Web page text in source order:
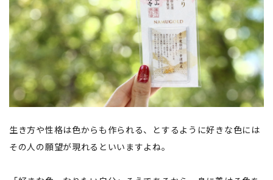
生き方や性格は色からも作られる、とするように好きな色には
その人の願望が現れるといいますよね。